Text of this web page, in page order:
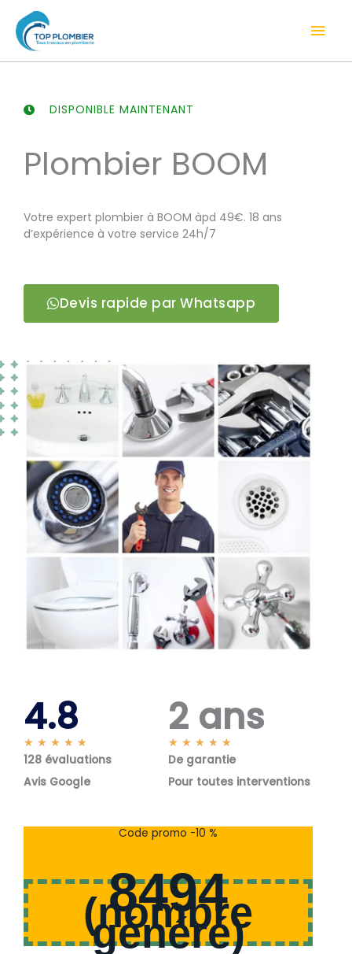
contenu
DISPONIBLE MAINTENANT
Plombier BOOM
Votre expert plombier à BOOM àpd 49€. 18 ans
d’expérience à votre service 24h/7
Devis rapide par Whatsapp
4.8
★ ★ ★ ★ ★
o
s
128 évaluations
Avis Google
2 ans
★ ★ ★ ★ ★
o
s
De garantie
Pour toutes interventions
Code promo -10 %
8494
(nombre
généré)